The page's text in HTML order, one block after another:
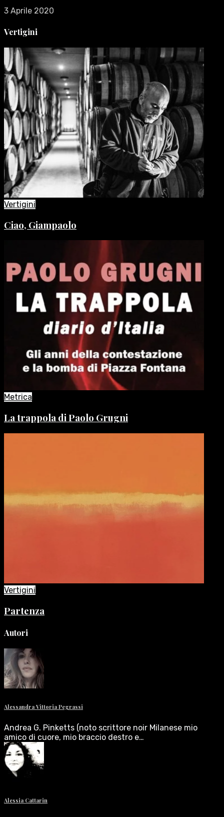
3 Aprile 2020
Vertigini
Vertigini
Ciao, Giampaolo
Metrica
La trappola di Paolo Grugni
Vertigini
Partenza
Autori
Alessandra Vittoria Pegrassi
Andrea G. Pinketts (noto scrittore noir Milanese mio
amico di cuore, mio braccio destro e…
Alessia Cattarin